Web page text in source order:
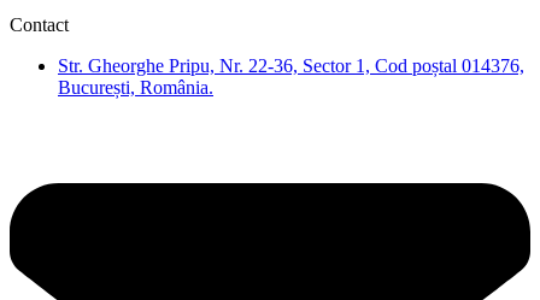
Contact
Str. Gheorghe Pripu, Nr. 22-36, Sector 1, Cod poștal 014376,
București, România.